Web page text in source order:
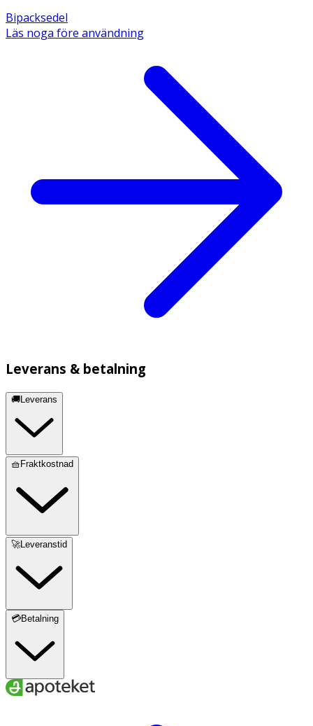
Bipacksedel
Läs noga före användning
Leverans & betalning
🚚Leverans
🧺Fraktkostnad
🚀Leveranstid
💳Betalning